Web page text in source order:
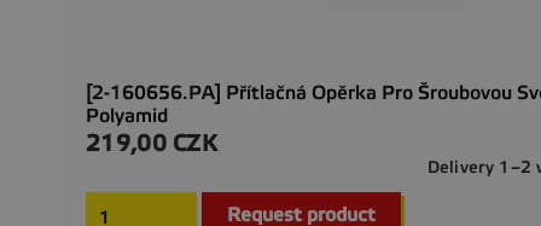
[2-160656.PA] Přítlačná Opěrka Pro Šroubovou
Polyamid
Precio
219,00 CZK
Delivery 1–2
Request product